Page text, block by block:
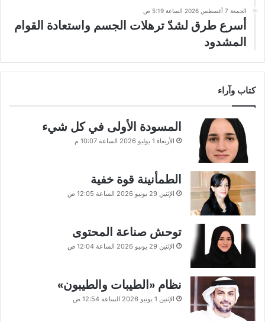
الجمعة 7 أغسطس 2026 الساعة 5:19 ص
أسرع طرق لشدّ ترهلات الجسم واستعادة القوام
المشدود
كتاب وآراء
المسودة الأولى في كل شيء
الأربعاء 1 يوليو 2026 الساعة 10:07 م
الطمأنينة قوة خفية
الإثنين 29 يونيو 2026 الساعة 12:05 ص
توحش صناعة المحتوى
الإثنين 29 يونيو 2026 الساعة 12:04 ص
نظام «الطيبات والطيبون»
الإثنين 1 يونيو 2026 الساعة 12:54 ص